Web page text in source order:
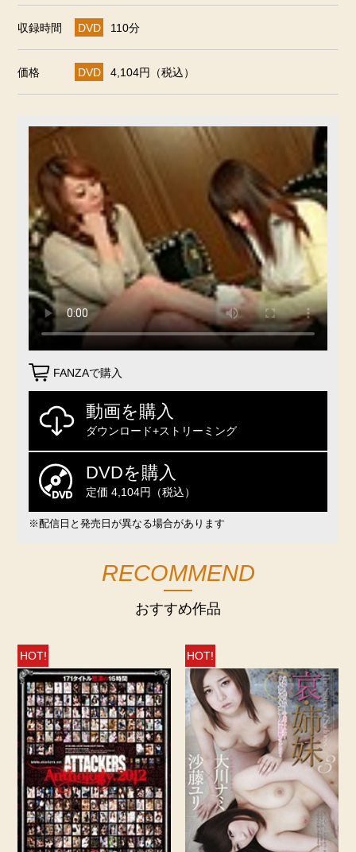
収録時間 DVD 110分
価格 DVD 4,104円（税込）
FANZAで購入
動画を購入
ダウンロード+ストリーミング
DVDを購入
定価 4,104円（税込）
※配信日と発売日が異なる場合があります
RECOMMEND
おすすめ作品
HOT! HOT!